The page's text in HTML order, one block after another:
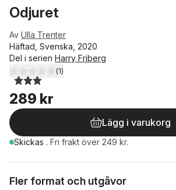
Odjuret
Av Ulla Trenter
Häftad, Svenska, 2020
Del i serien Harry Friberg
3,0utav 5 stjärnor. Totalt antal röster:
(1)
289 kr
Lägg i varukorg
Skickas . Fri frakt över 249 kr.
Fler format och utgåvor